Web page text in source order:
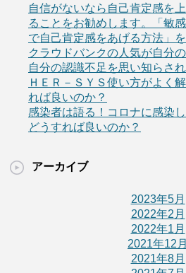
自信がないなら自己肯定感を
ることをお勧めします。「敏
で自己肯定感をあげる方法」
クラウドバンクの人気が自分
自分の認識不足を思い知らさ
ＨＥＲ－ＳＹＳ使い方がよく
れば良いのか？
感染者は語る！コロナに感染
どうすれば良いのか？
アーカイブ
2023年5月
2022年2月
2022年1月
2021年12月
2021年8月